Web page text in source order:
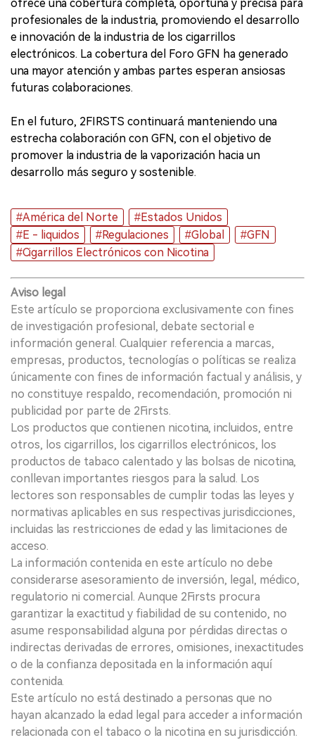
ofrece una cobertura completa, oportuna y precisa para
profesionales de la industria, promoviendo el desarrollo
e innovación de la industria de los cigarrillos
electrónicos. La cobertura del Foro GFN ha generado
una mayor atención y ambas partes esperan ansiosas
futuras colaboraciones.
En el futuro, 2FIRSTS continuará manteniendo una
estrecha colaboración con GFN, con el objetivo de
promover la industria de la vaporización hacia un
desarrollo más seguro y sostenible.
#América del Norte
#Estados Unidos
#E - liquidos
#Regulaciones #Global
#GFN
#Cigarrillos Electrónicos con Nicotina
Aviso legal
Este artículo se proporciona exclusivamente con fines
de investigación profesional, debate sectorial e
información general. Cualquier referencia a marcas,
empresas, productos, tecnologías o políticas se realiza
únicamente con fines de información factual y análisis, y
no constituye respaldo, recomendación, promoción ni
publicidad por parte de 2Firsts.
Los productos que contienen nicotina, incluidos, entre
otros, los cigarrillos, los cigarrillos electrónicos, los
productos de tabaco calentado y las bolsas de nicotina,
conllevan importantes riesgos para la salud. Los
lectores son responsables de cumplir todas las leyes y
normativas aplicables en sus respectivas jurisdicciones,
incluidas las restricciones de edad y las limitaciones de
acceso.
La información contenida en este artículo no debe
considerarse asesoramiento de inversión, legal, médico,
regulatorio ni comercial. Aunque 2Firsts procura
garantizar la exactitud y fiabilidad de su contenido, no
asume responsabilidad alguna por pérdidas directas o
indirectas derivadas de errores, omisiones, inexactitudes
o de la confianza depositada en la información aquí
contenida.
Este artículo no está destinado a personas que no
hayan alcanzado la edad legal para acceder a información
relacionada con el tabaco o la nicotina en su jurisdicción.